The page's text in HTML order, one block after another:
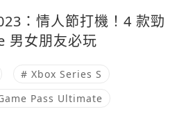
：情人節打機！4 款勁
男女朋友必玩
# Xbox Series S
Pass Ultimate